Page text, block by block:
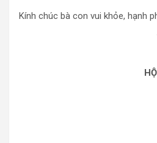
Kính chúc bà con vui khỏe, hạnh
Tp. Hồ Chí
HỘI ĐỒNG HỌ